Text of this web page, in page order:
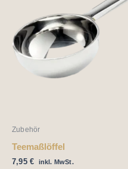
Zubehör
Teemaßlöffel
7,95 € inkl. MwSt.